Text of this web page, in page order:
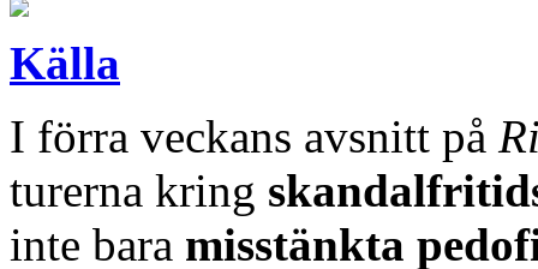
Källa
I förra veckans avsnitt på
turerna kring
inte bara misstänkta